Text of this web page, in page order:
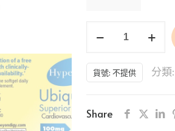
HyperIg®Ubiquinol
腦
通
利
貨號: 不提供 分類:
Share